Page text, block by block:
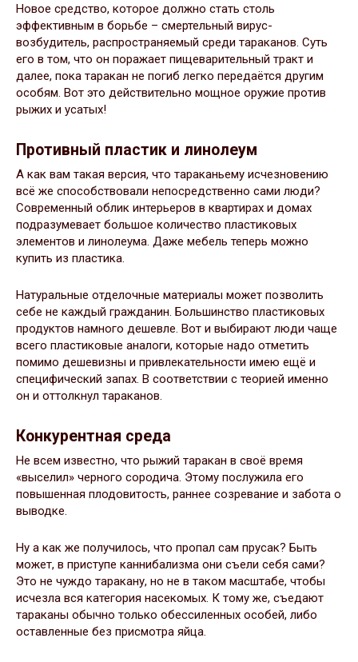
Новое средство, которое должно стать столь
эффективным в борьбе – смертельный вирус-
возбудитель, распространяемый среди тараканов. Суть
его в том, что он поражает пищеварительный тракт и
далее, пока таракан не погиб легко передаётся другим
особям. Вот это действительно мощное оружие против
рыжих и усатых!
Противный пластик и линолеум
А как вам такая версия, что тараканьему исчезновению
всё же способствовали непосредственно сами люди?
Современный облик интерьеров в квартирах и домах
подразумевает большое количество пластиковых
элементов и линолеума. Даже мебель теперь можно
купить из пластика.
Натуральные отделочные материалы может позволить
себе не каждый гражданин. Большинство пластиковых
продуктов намного дешевле. Вот и выбирают люди чаще
всего пластиковые аналоги, которые надо отметить
помимо дешевизны и привлекательности имею ещё и
специфический запах. В соответствии с теорией именно
он и оттолкнул тараканов.
Конкурентная среда
Не всем известно, что рыжий таракан в своё время
«выселил» черного сородича. Этому послужила его
повышенная плодовитость, раннее созревание и забота о
выводке.
Ну а как же получилось, что пропал сам прусак? Быть
может, в приступе каннибализма они съели себя сами?
Это не чуждо таракану, но не в таком масштабе, чтобы
исчезла вся категория насекомых. К тому же, съедают
тараканы обычно только обессиленных особей, либо
оставленные без присмотра яйца.